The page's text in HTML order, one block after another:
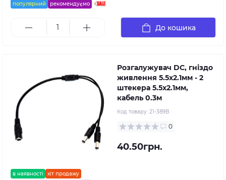
популярний
рекомендуємо
До кошика
в наявності
хіт продажу
Розгалужувач DC, гніздо
живлення 5.5х2.1мм - 2
штекера 5.5х2.1мм,
кабель 0.3м
Код товару: 21-389B
0
40.50грн.